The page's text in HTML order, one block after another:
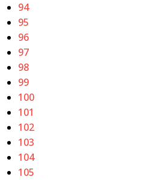
94
95
96
97
98
99
100
101
102
103
104
105